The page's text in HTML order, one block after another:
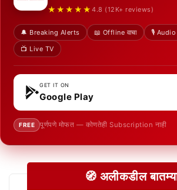
★★★★★ 4.8 (12K+ reviews)
🔔 Breaking Alerts 📖 Offline वाचा
🎙️
📺 Live TV
GET IT ON
Google Play
FREE पूर्णपणे मोफत — कोणतेही Subscription नाही
🧭 अलीकडील